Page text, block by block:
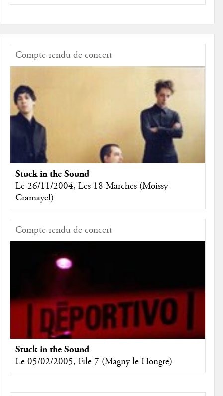
Compte-rendu de concert
Stuck in the Sound
Le 26/11/2004, Les 18 Marches (Moissy-
Cramayel)
Compte-rendu de concert
Stuck in the Sound
Le 05/02/2005, File 7 (Magny le Hongre)